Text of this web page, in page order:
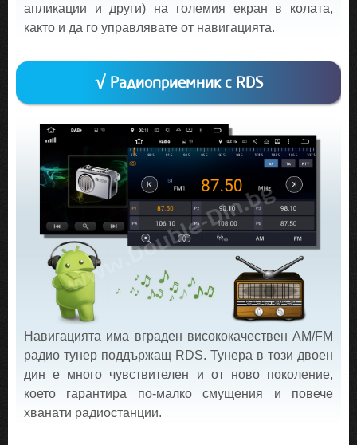
апликации и други) на големия екран в колата,
както и да го управлявате от навигацията.
√ Радиоприемник с RDS
Навигацията има вграден висококачествен AM/FM
радио тунер поддържащ RDS. Тунера в този двоен
дин е много чувствителен и от ново поколение,
което гарантира по-малко смущения и повече
хванати радиостанции.